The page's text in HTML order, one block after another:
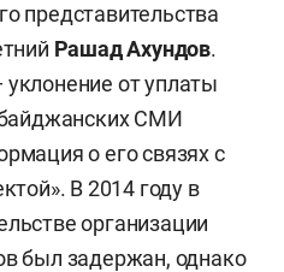
представительства
Рашад Ахундов.
от уплаты
СМИ
о его связях с
В 2014 году в
организации
был задержан, однако